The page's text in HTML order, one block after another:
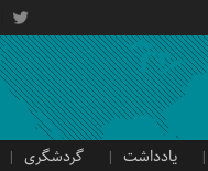
یادداشت گردشگری